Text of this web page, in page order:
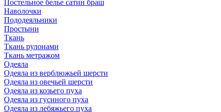
Постельное белье сатин браш
Наволочки
Пододеяльники
Простыни
Ткань
Ткань рулонами
Ткань метражом
Одеяла
Одеяла из верблюжьей шерсти
Одеяла из овечьей шерсти
Одеяла из козьего пуха
Одеяла из гусиного пуха
Одеяла из лебяжьего пуха